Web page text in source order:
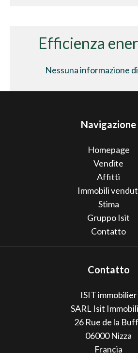
Efficienza
Nessuna informazione
Navigazione
Homepage
Vendite
Affitti
Immobili
Stima
Gruppo Isit
Contatto
Contatto
ISIT immobilier
SARL Isit
26 Rue de la
06000Nizza
Francia